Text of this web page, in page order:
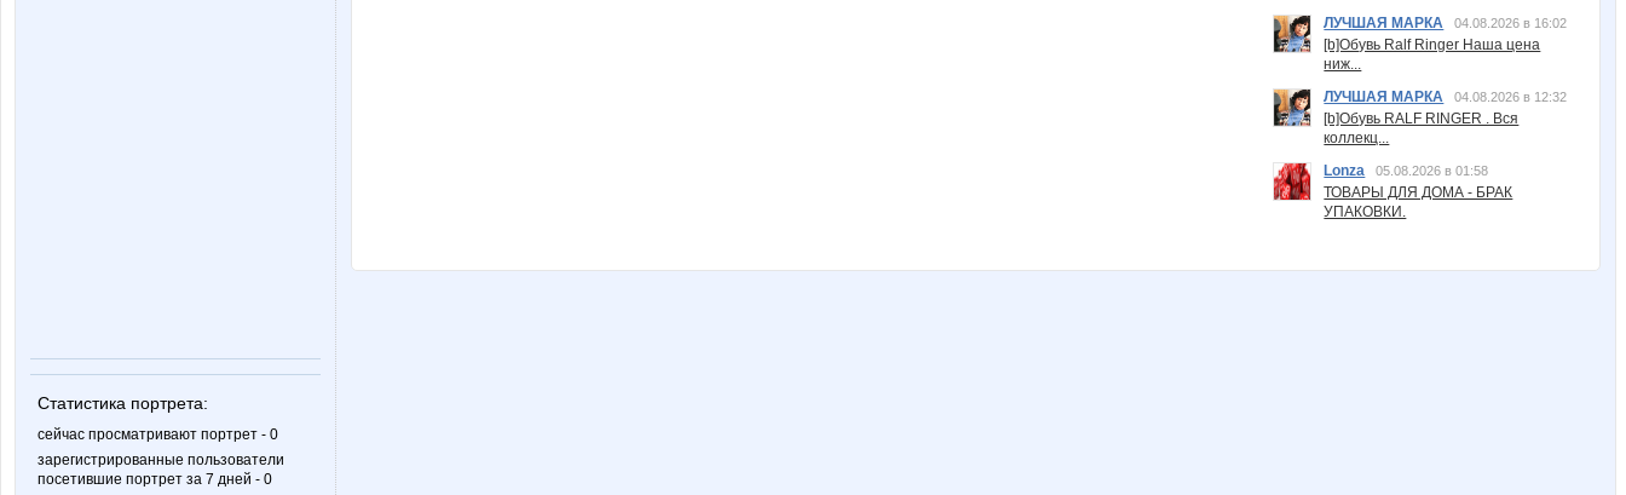
Статистика портрета:
сейчас просматривают портрет - 0
зарегистрированные пользователи
посетившие портрет за 7 дней - 0
ЛУЧШАЯ МАРКА
04.08.2026 в 16:02
[b]Обувь Ralf Ringer Наша цена
ниж...
ЛУЧШАЯ МАРКА
04.08.2026 в 12:32
[b]Обувь RALF RINGER . Вся
коллекц...
Lonza
05.08.2026 в 01:58
ТОВАРЫ ДЛЯ ДОМА - БРАК
УПАКОВКИ.